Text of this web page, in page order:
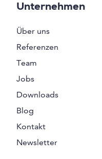
Unternehmen
Über uns
Referenzen
Team
Jobs
Downloads
Blog
Kontakt
Newsletter